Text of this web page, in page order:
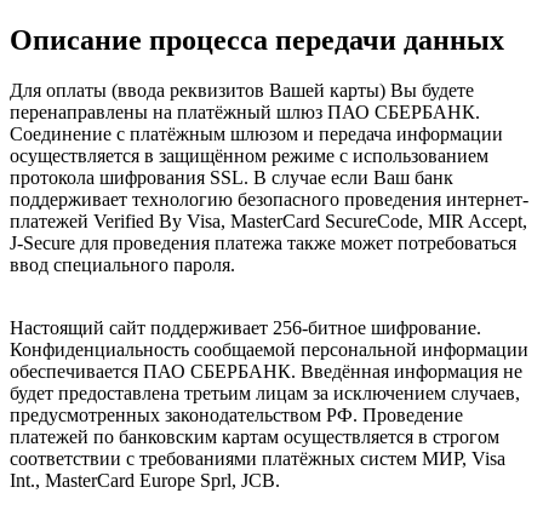
Описание процесса передачи данных
Для оплаты (ввода реквизитов Вашей карты) Вы будете
перенаправлены на платёжный шлюз ПАО СБЕРБАНК.
Соединение с платёжным шлюзом и передача информации
осуществляется в защищённом режиме с использованием
протокола шифрования SSL. В случае если Ваш банк
поддерживает технологию безопасного проведения интернет-
платежей Verified By Visa, MasterCard SecureCode, MIR Accept,
J-Secure для проведения платежа также может потребоваться
ввод специального пароля.
Настоящий сайт поддерживает 256-битное шифрование.
Конфиденциальность сообщаемой персональной информации
обеспечивается ПАО СБЕРБАНК. Введённая информация не
будет предоставлена третьим лицам за исключением случаев,
предусмотренных законодательством РФ. Проведение
платежей по банковским картам осуществляется в строгом
соответствии с требованиями платёжных систем МИР, Visa
Int., MasterCard Europe Sprl, JCB.